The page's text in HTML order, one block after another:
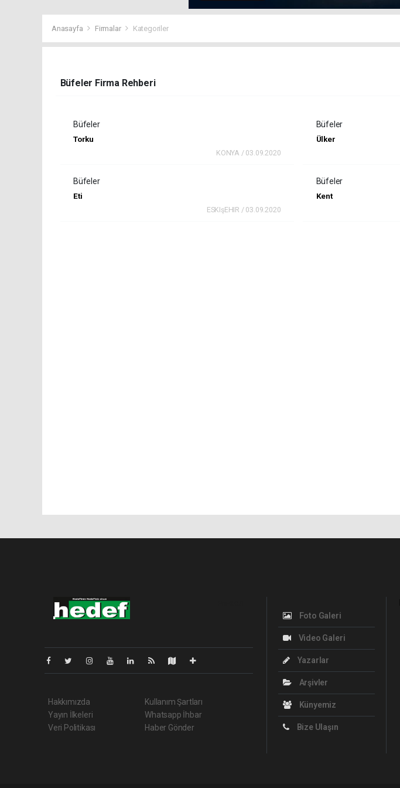
Anasayfa Firmalar Kategoriler
Büfeler Firma Rehberi
Büfeler
Torku
KONYA / 03.09.2020
Büfeler
Ülker
Büfeler
Eti
ESKIşEHIR / 03.09.2020
Büfeler
Kent
Hakkımızda
Yayın İlkeleri
Veri Politikası
Kullanım Şartları
Whatsapp İhbar
Haber Gönder
Foto Galeri
Video Galeri
Yazarlar
Arşivler
Künyemiz
Bize Ulaşın